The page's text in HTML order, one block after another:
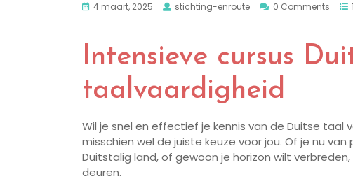
4 maart, 2025 stichting-enroute 0 Comments
Intensieve cursus
taalvaardigheid
Wil je snel en effectief je kennis van de Duitse taal
misschien wel de juiste keuze voor jou. Of je nu
Duitstalig land, of gewoon je horizon wilt
deuren.